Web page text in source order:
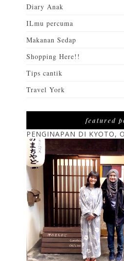
Diary Anak
ILmu percuma
Makanan Sedap
Shopping Here!!
Tips cantik
Travel York
featured
PENGINAPAN DI KYOTO,